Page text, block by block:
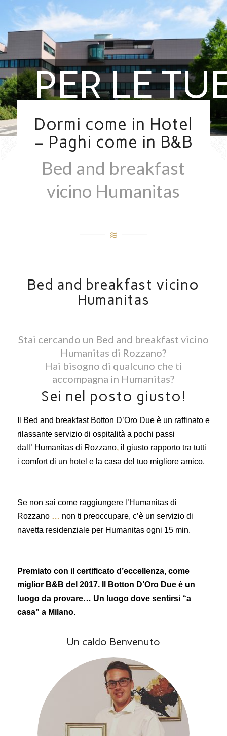
PER LE
VISITE IN
NAVETTA
GRATUITO
Dormi come in Hotel
– Paghi come in B&B
Bed and breakfast
vicino Humanitas
Bed and breakfast vicino
Humanitas
Stai cercando un Bed and breakfast vicino
Humanitas di Rozzano?
Hai bisogno di qualcuno che ti
accompagna in Humanitas?
Sei nel posto giusto!
Il Bed and breakfast Botton D’Oro Due è un raffinato e
rilassante servizio di ospitalità a pochi passi
dall’ Humanitas di Rozzano,il giusto rapporto tra tutti
i comfort di un hotel e la casa del tuo migliore amico.
Se non sai come raggiungere l’Humanitas di
Rozzano… non ti preoccupare, c’è un servizio di
navetta residenziale per Humanitas ogni 15 min.
Premiato con il certificato d’eccellenza, come
miglior B&B del 2017. Il Botton D’Oro Due è un
luogo da provare… Un luogo dove sentirsi “a
casa” a Milano.
Un caldo Benvenuto